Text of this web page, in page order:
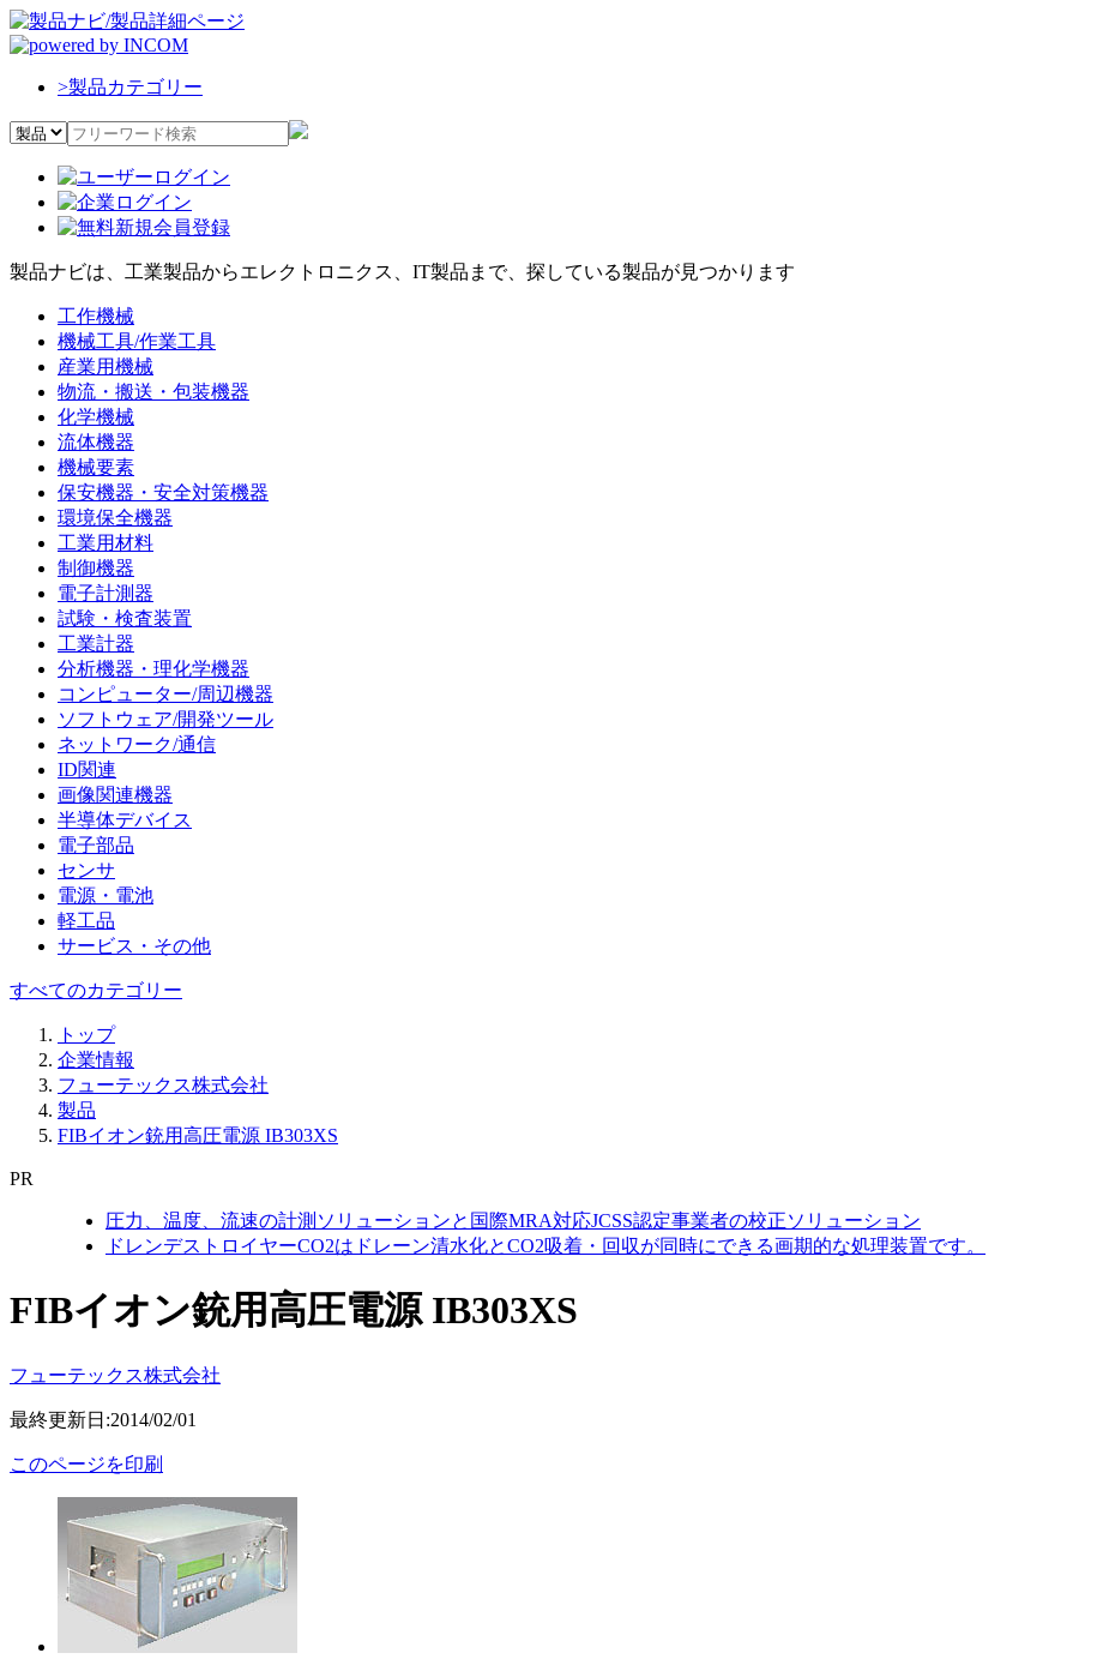
>製品カテゴリー
製品ナビは、工業製品からエレクトロニクス、IT製品まで、探している製品が見つかります
工作機械
機械工具/作業工具
産業用機械
物流・搬送・包装機器
化学機械
流体機器
機械要素
保安機器・安全対策機器
環境保全機器
工業用材料
制御機器
電子計測器
試験・検査装置
工業計器
分析機器・理化学機器
コンピューター/周辺機器
ソフトウェア/開発ツール
ネットワーク/通信
ID関連
画像関連機器
半導体デバイス
電子部品
センサ
電源・電池
軽工品
サービス・その他
すべてのカテゴリー
トップ
企業情報
フューテックス株式会社
製品
FIBイオン銃用高圧電源 IB303XS
PR
圧力、温度、流速の計測ソリューションと国際MRA対応JCSS認定事業者の校正ソリューション
ドレンデストロイヤーCO2はドレーン清水化とCO2吸着・回収が同時にできる画期的な処理装置です。
FIBイオン銃用高圧電源 IB303XS
フューテックス株式会社
最終更新日:2014/02/01
このページを印刷